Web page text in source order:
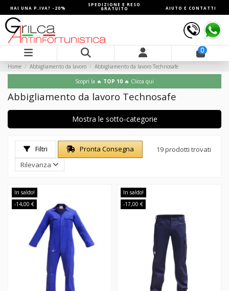
HAI UNA P.IVA? -20%
SPEDIZIONE E RESO
GRATUITO AIUTO E CONTATTI
0
Home Abbigliamento da lavoro Abbigliamento da lavoro Technosafe
Scopri la 🔥 TOP 10 🔥 Clicca qui
Abbigliamento da lavoro Technosafe
Mostra le sotto-categorie
Filtri Pronta Consegna
19 prodotti trovati
Rilevanza
In saldo!
-14,00 €
In saldo!
-17,00 €